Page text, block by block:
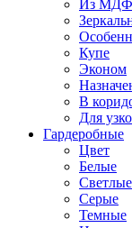
Из МДФ
Купе
Эконом
В
Для
Гардеробные
Цвет
Белые
Светлые
Серые
Темные